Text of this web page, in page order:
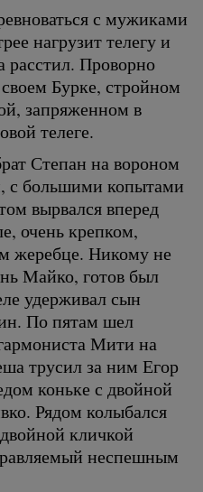
с мужиками
нагрузит телегу и
расстил. Проворно
Бурке, стройном
запряженном в
телеге.
Степан на вороном
с большими копытами
вырвался вперед
очень крепком,
жеребце. Никому не
Майко, готов был
удерживал сын
По пятам шел
Мити на
трусил за ним Егор
коньке с двойной
Рядом колыбался
кличкой
неспешным